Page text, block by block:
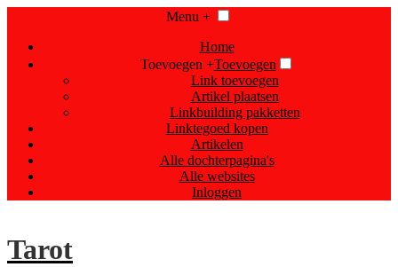
Menu +
Home
Toevoegen +Toevoegen
Link toevoegen
Artikel plaatsen
Linkbuilding pakketten
Linktegoed kopen
Artikelen
Alle dochterpagina's
Alle websites
Inloggen
Tarot